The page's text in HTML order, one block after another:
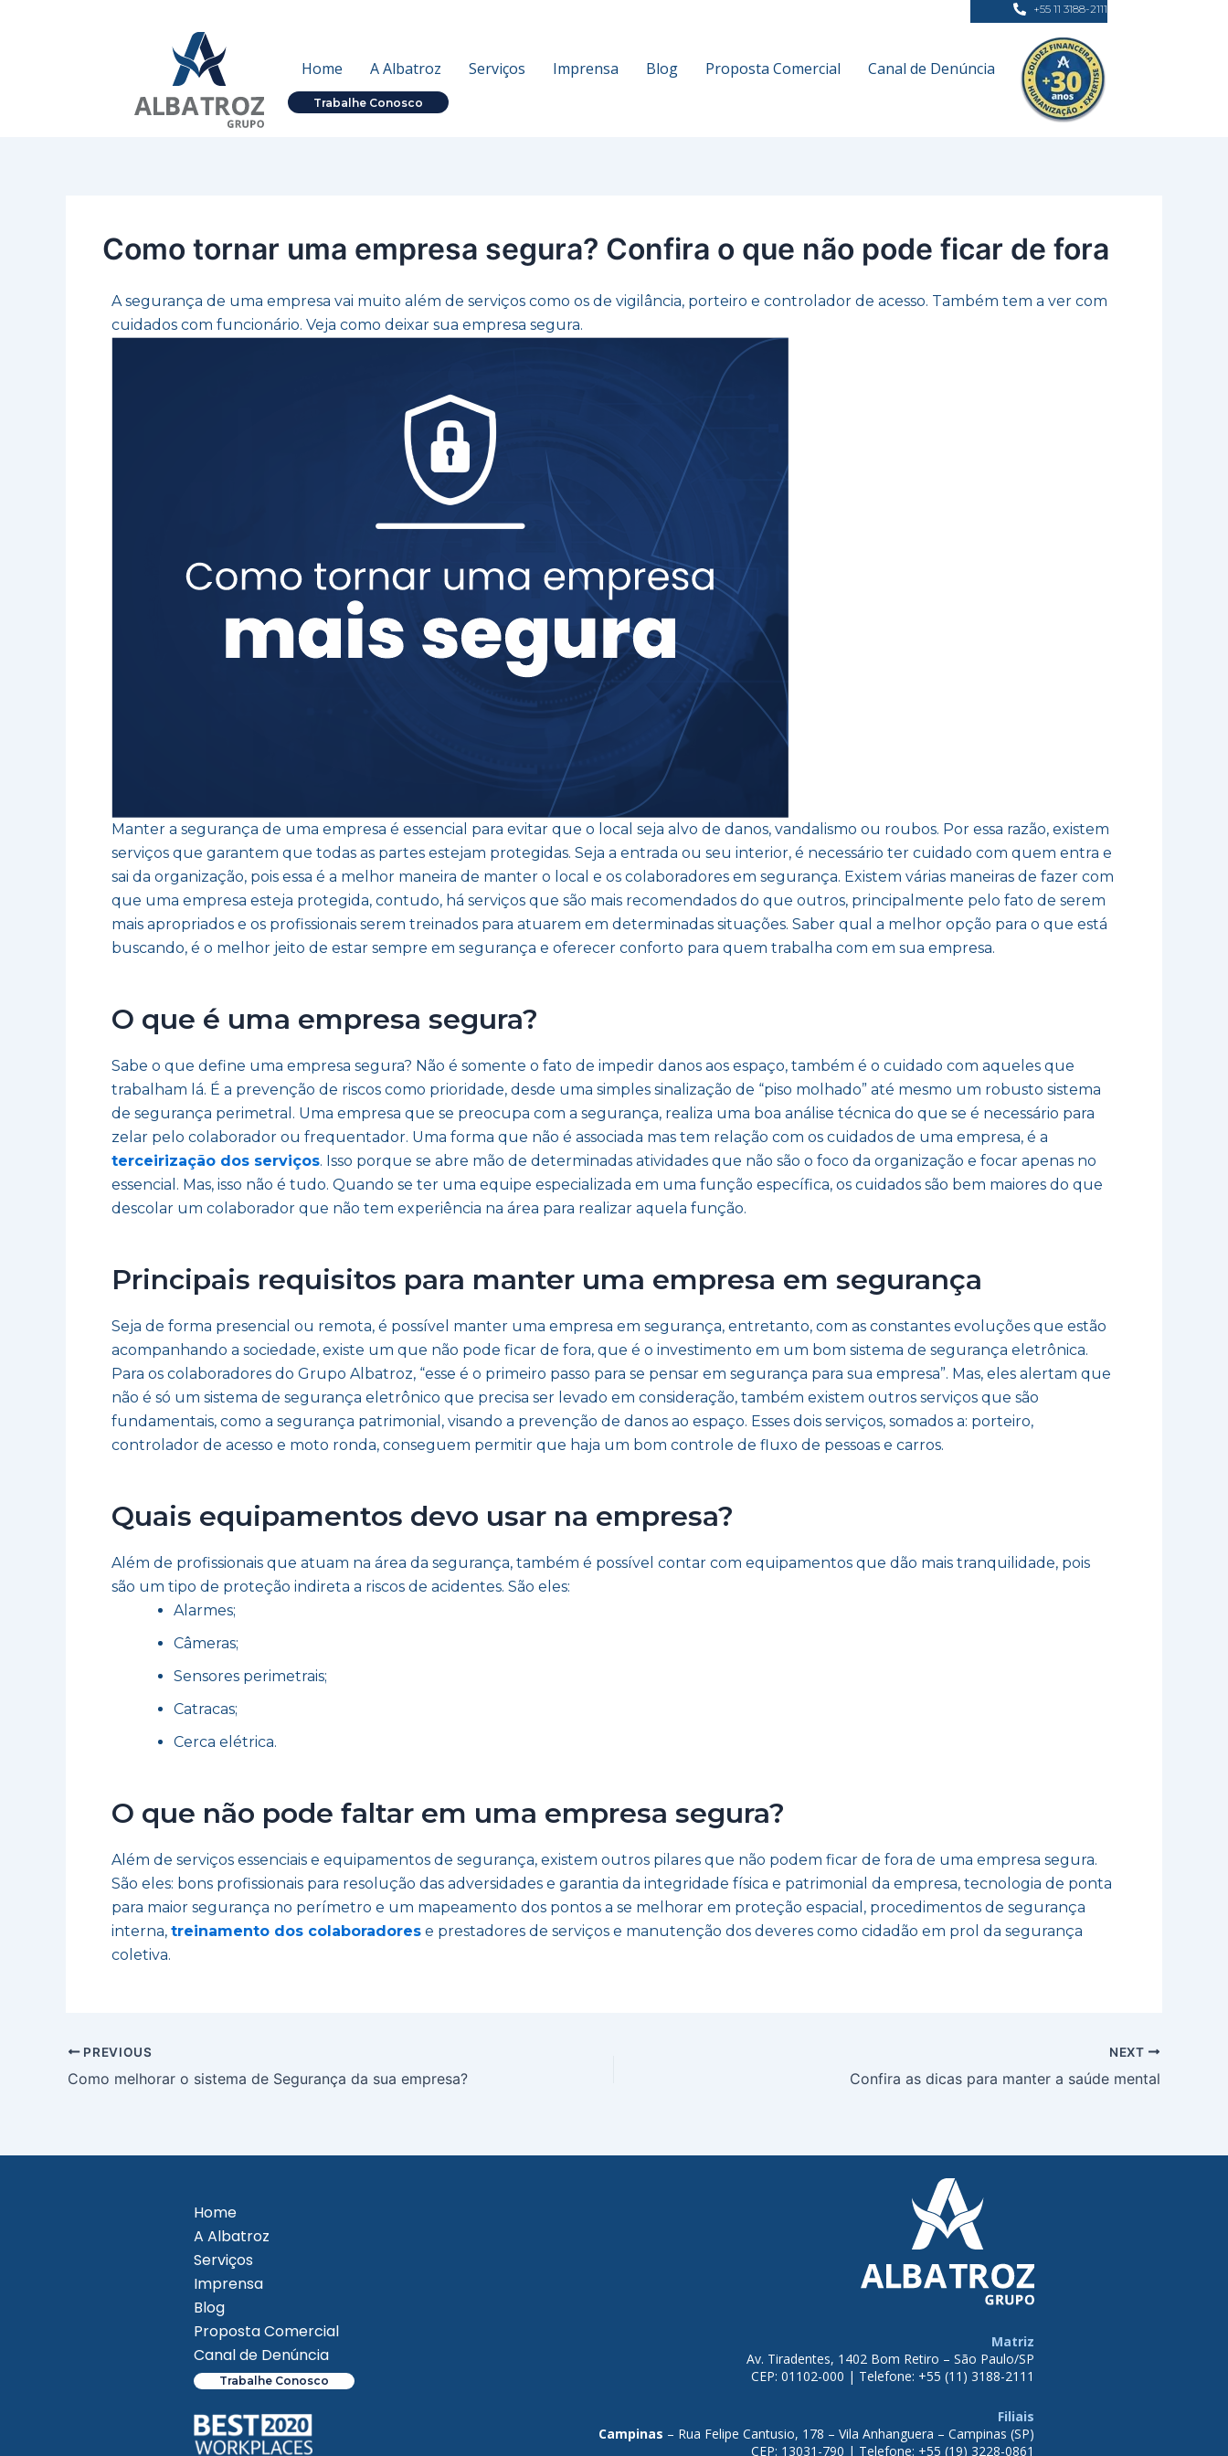
+55 11 3188-2111
Home A Albatroz Serviços Imprensa Blog Proposta Comercial Canal de Denúncia
Trabalhe Conosco
Como tornar uma empresa segura? Confira o que não pode ficar de fora
A segurança de uma empresa vai muito além de serviços como os de vigilância, porteiro e controlador de acesso. Também tem a ver com
cuidados com funcionário. Veja como deixar sua empresa segura.
Manter a segurança de uma empresa é essencial para evitar que o local seja alvo de danos, vandalismo ou roubos. Por essa razão, existem
serviços que garantem que todas as partes estejam protegidas. Seja a entrada ou seu interior, é necessário ter cuidado com quem entra e
sai da organização, pois essa é a melhor maneira de manter o local e os colaboradores em segurança. Existem várias maneiras de fazer com
que uma empresa esteja protegida, contudo, há serviços que são mais recomendados do que outros, principalmente pelo fato de serem
mais apropriados e os profissionais serem treinados para atuarem em determinadas situações. Saber qual a melhor opção para o que está
buscando, é o melhor jeito de estar sempre em segurança e oferecer conforto para quem trabalha com em sua empresa.
O que é uma empresa segura?
Sabe o que define uma empresa segura? Não é somente o fato de impedir danos aos espaço, também é o cuidado com aqueles que
trabalham lá. É a prevenção de riscos como prioridade, desde uma simples sinalização de “piso molhado” até mesmo um robusto sistema
de segurança perimetral. Uma empresa que se preocupa com a segurança, realiza uma boa análise técnica do que se é necessário para
zelar pelo colaborador ou frequentador. Uma forma que não é associada mas tem relação com os cuidados de uma empresa, é a
terceirização dos serviços. Isso porque se abre mão de determinadas atividades que não são o foco da organização e focar apenas no
essencial. Mas, isso não é tudo. Quando se ter uma equipe especializada em uma função específica, os cuidados são bem maiores do que
descolar um colaborador que não tem experiência na área para realizar aquela função.
Principais requisitos para manter uma empresa em segurança
Seja de forma presencial ou remota, é possível manter uma empresa em segurança, entretanto, com as constantes evoluções que estão
acompanhando a sociedade, existe um que não pode ficar de fora, que é o investimento em um bom sistema de segurança eletrônica.
Para os colaboradores do Grupo Albatroz, “esse é o primeiro passo para se pensar em segurança para sua empresa”. Mas, eles alertam que
não é só um sistema de segurança eletrônico que precisa ser levado em consideração, também existem outros serviços que são
fundamentais, como a segurança patrimonial, visando a prevenção de danos ao espaço. Esses dois serviços, somados a: porteiro,
controlador de acesso e moto ronda, conseguem permitir que haja um bom controle de fluxo de pessoas e carros.
Quais equipamentos devo usar na empresa?
Além de profissionais que atuam na área da segurança, também é possível contar com equipamentos que dão mais tranquilidade, pois
são um tipo de proteção indireta a riscos de acidentes. São eles:
Alarmes;
Câmeras;
Sensores perimetrais;
Catracas;
Cerca elétrica.
O que não pode faltar em uma empresa segura?
Além de serviços essenciais e equipamentos de segurança, existem outros pilares que não podem ficar de fora de uma empresa segura.
São eles: bons profissionais para resolução das adversidades e garantia da integridade física e patrimonial da empresa, tecnologia de ponta
para maior segurança no perímetro e um mapeamento dos pontos a se melhorar em proteção espacial, procedimentos de segurança
interna, treinamento dos colaboradores e prestadores de serviços e manutenção dos deveres como cidadão em prol da segurança
coletiva.
PREVIOUS
Como melhorar o sistema de Segurança da sua empresa?
NEXT
Confira as dicas para manter a saúde mental
Home
A Albatroz
Serviços
Imprensa
Blog
Proposta Comercial
Canal de Denúncia
Trabalhe Conosco
Matriz
Av. Tiradentes, 1402 Bom Retiro – São Paulo/SP
CEP: 01102-000 | Telefone: +55 (11) 3188-2111
Filiais
Campinas – Rua Felipe Cantusio, 178 – Vila Anhanguera – Campinas (SP)
CEP: 13031-790 | Telefone: +55 (19) 3228-0861